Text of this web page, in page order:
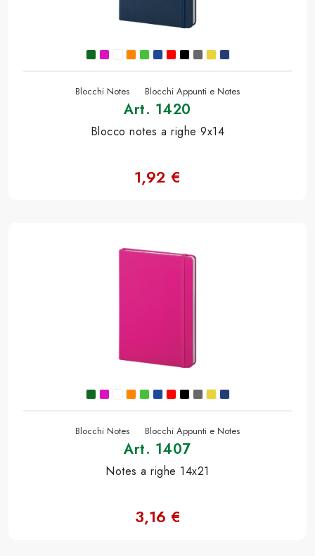
Blocchi Notes Blocchi Appunti e Notes
Art. 1420
Blocco notes a righe 9x14
1,92 €
Blocchi Notes Blocchi Appunti e Notes
Art. 1407
Notes a righe 14x21
3,16 €